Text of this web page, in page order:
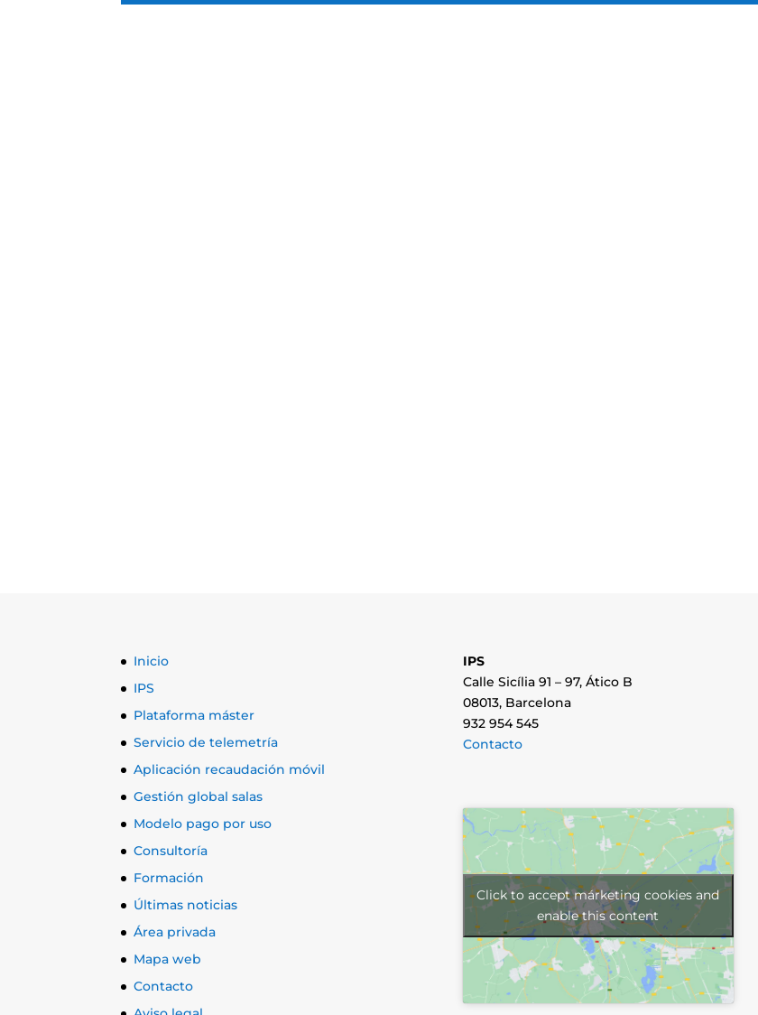
Inicio
IPS
Plataforma máster
Servicio de telemetría
Aplicación recaudación móvil
Gestión global salas
Modelo pago por uso
Consultoría
Formación
Últimas noticias
Área privada
Mapa web
Contacto
IPS
Calle Sicília 91 – 97, Ático B
08013, Barcelona
932 954 545
Contacto
Click to accept márketing cookies and
enable this content